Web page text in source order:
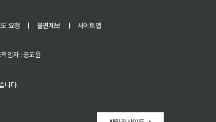
요청 ㅣ 불편제보 ㅣ
사이트맵
임자 : 공도윤
니다.